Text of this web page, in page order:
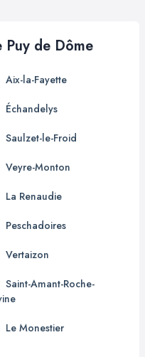
Puy de Dôme
Aix-la-Fayette
Échandelys
Saulzet-le-Froid
Veyre-Monton
La Renaudie
Peschadoires
Vertaizon
Saint-Amant-Roche-
Le Monestier